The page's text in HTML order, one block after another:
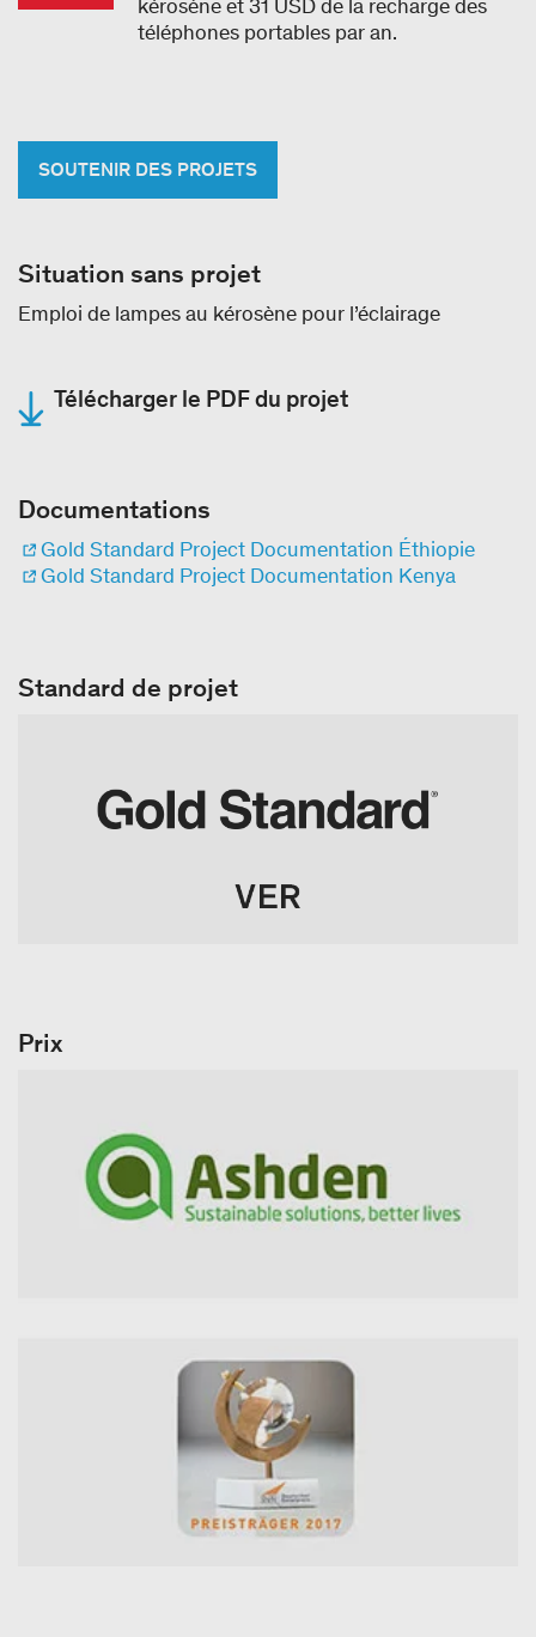
kérosène et 31 USD de la recharge des
téléphones portables par an.
SOUTENIR DES PROJETS
Situation sans projet
Emploi de lampes au kérosène pour l’éclairage
Télécharger le PDF du projet
Documentations
Gold Standard Project Documentation Éthiopie
Gold Standard Project Documentation Kenya
Standard de projet
Prix